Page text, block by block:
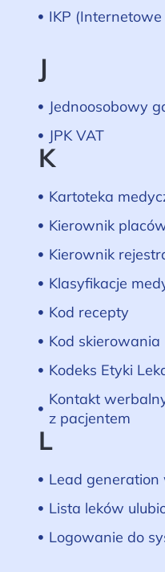
IKP
J
Jednoosobowy
JPK VAT
K
Kartoteka
Kierownik
Kierownik
Klasyfikacje
Kod recepty
Kod skierowania
Kodeks Etyki
Kontakt
z pacjentem
L
Lead
Lista leków
Logowanie do